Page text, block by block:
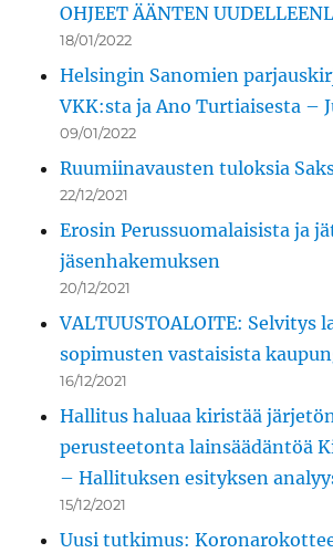
OHJEET ÄÄNTEN
18/01/2022
Helsingin Sanomien
VKK:sta ja Ano Turtiaisesta –
09/01/2022
Ruumiinavausten tuloksia
22/12/2021
Erosin Perussuomalaisista ja
jäsenhakemuksen
20/12/2021
VALTUUSTOALOITE: Selvitys
sopimusten vastaisista
16/12/2021
Hallitus haluaa kiristää
perusteetonta lainsäädäntöä
– Hallituksen esityksen
15/12/2021
Uusi tutkimus: